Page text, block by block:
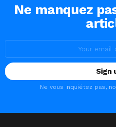
Ne manquez
Ne vous inquiétez pas,